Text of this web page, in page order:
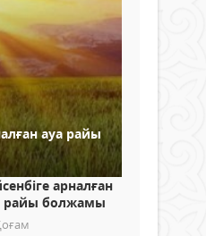
ауа райы
арналған
райы болжамы